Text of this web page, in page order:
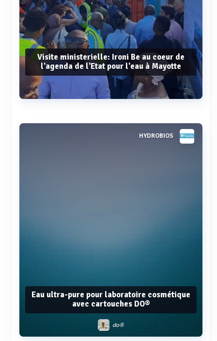
Visite ministerielle: Ironi Be au coeur de
l'agenda de l'Etat pour l'eau à Mayotte
HYDROBIOS
Eau ultra-pure pour laboratoire cosmétique
avec cartouches DO®
do®